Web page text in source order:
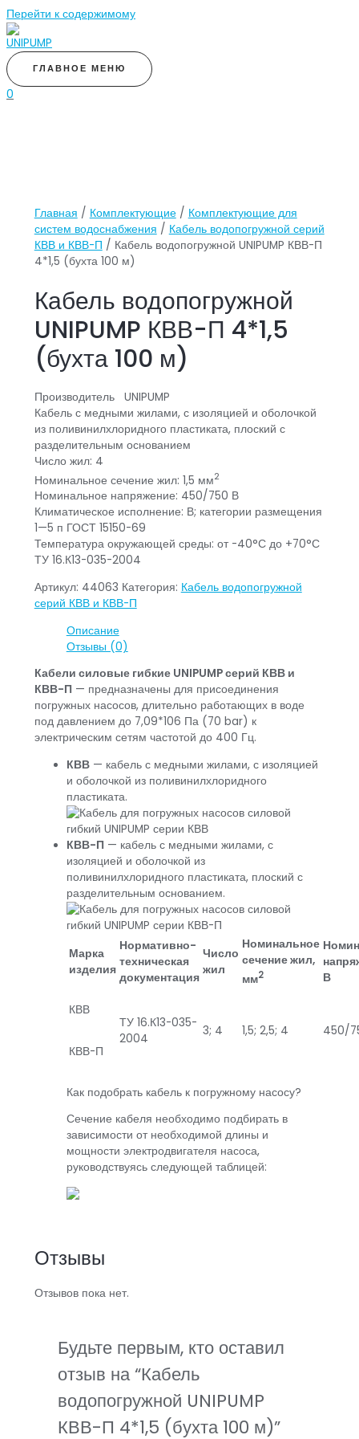
Перейти к содержимому
ГЛАВНОЕ МЕНЮ
0
Главная / Комплектующие/ Комплектующие для
систем водоснабжения / Кабель водопогружной серий
КВВ и КВВ-П / Кабель водопогружной UNIPUMP КВВ-П
4*1,5 (бухта 100 м)
Кабель водопогружной
UNIPUMP КВВ-П 4*1,5
(бухта 100 м)
Производитель UNIPUMP
Кабель с медными жилами, с изоляцией и оболочкой
из поливинилхлоридного пластиката, плоский с
разделительным основанием
Число жил: 4
Номинальное сечение жил: 1,5 мм2
Номинальное напряжение: 450/750 В
Климатическое исполнение: В; категории размещения
1—5 п ГОСТ 15150-69
Температура окружающей среды: от -40°С до +70°С
ТУ 16.К13-035-2004
Артикул: 44063 Категория: Кабель водопогружной
серий КВВ и КВВ-П
Описание
Отзывы (0)
Кабели силовые гибкие UNIPUMP серий КВВ и
КВВ-П — предназначены для присоединения
погружных насосов, длительно работающих в воде
под давлением до 7,09*106 Па (70 bar) к
электрическим сетям частотой до 400 Гц.
КВВ— кабель с медными жилами, с изоляцией
и оболочкой из поливинилхлоридного
пластиката.
КВВ-П — кабель с медными жилами, с
изоляцией и оболочкой из
поливинилхлоридного пластиката, плоский с
разделительным основанием.
Марка
изделия
Нормативно-
техническая
документация
Число
жил
Номинальное
сечение жил,
мм2
В
КВВ
ТУ 16.К13-035-
2004
3; 4 1,5; 2,5; 4
450/
КВВ-П
Как подобрать кабель к погружному насосу?
Сечение кабеля необходимо подбирать в
зависимости от необходимой длины и
мощности электродвигателя насоса,
руководствуясь следующей таблицей:
Отзывы
Отзывов пока нет.
Будьте первым, кто оставил
отзыв на “Кабель
водопогружной UNIPUMP
КВВ-П 4*1,5 (бухта 100 м)”